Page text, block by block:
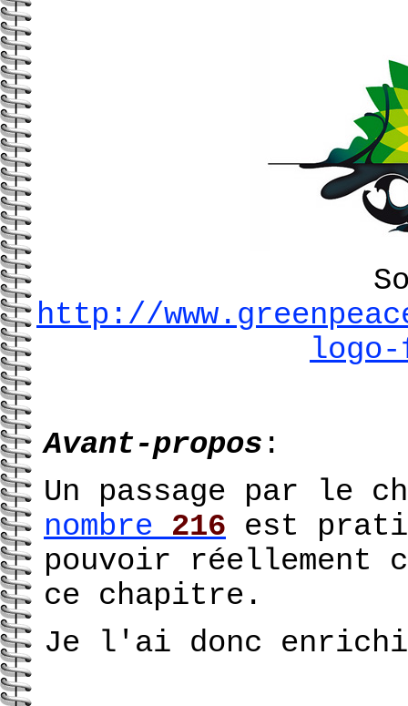
http://
Avant-propos :
Un passage par le
nombre 216 est
pouvoir réellement
ce chapitre.
Je l'ai donc